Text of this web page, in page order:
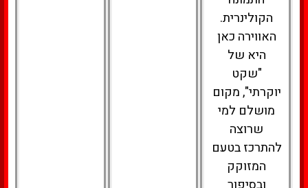
הקולינרית.
האווירה כאן
היא של
"שקט
יוקרתי", מקום
מושלם למי
שרוצה
להתרכז בטעם
המזוקק